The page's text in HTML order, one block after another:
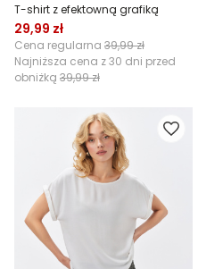
T-shirt z efektowną grafiką
29,99 zł
Cena regularna 39,99 zł
Najniższa cena z 30 dni przed
obniżką 39,99 zł